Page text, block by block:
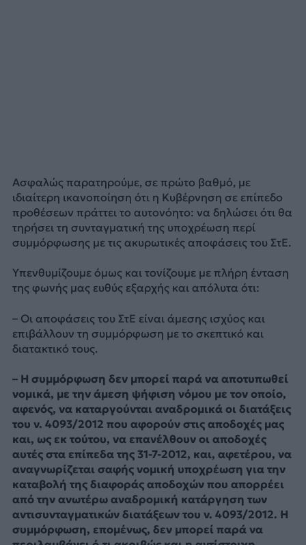
Ασφαλώς παρατηρούμε, σε πρώτο βαθμό, με
ιδιαίτερη ικανοποίηση ότι η Κυβέρνηση σε επίπεδο
προθέσεων πράττει το αυτονόητο: να δηλώσει ότι θα
τηρήσει τη συνταγματική της υποχρέωση περί
συμμόρφωσης με τις ακυρωτικές αποφάσεις του ΣτΕ.
Υπενθυμίζουμε όμως και τονίζουμε με πλήρη ένταση
της φωνής μας ευθύς εξαρχής και απόλυτα ότι:
– Οι αποφάσεις του ΣτΕ είναι άμεσης ισχύος και
επιβάλλουν τη συμμόρφωση με το σκεπτικό και
διατακτικό τους.
– Η συμμόρφωση δεν μπορεί παρά να αποτυπωθεί
νομικά, με την άμεση ψήφιση νόμου με τον οποίο,
αφενός, να καταργούνται αναδρομικά οι διατάξεις
του ν. 4093/2012 που αφορούν στις αποδοχές μας
και, ως εκ τούτου, να επανέλθουν οι αποδοχές
αυτές στα επίπεδα της 31-7-2012, και, αφετέρου, να
αναγνωρίζεται σαφής νομική υποχρέωση για την
καταβολή της διαφοράς αποδοχών που απορρέει
από την ανωτέρω αναδρομική κατάργηση των
αντισυνταγματικών διατάξεων του ν. 4093/2012. Η
συμμόρφωση, επομένως, δεν μπορεί παρά να